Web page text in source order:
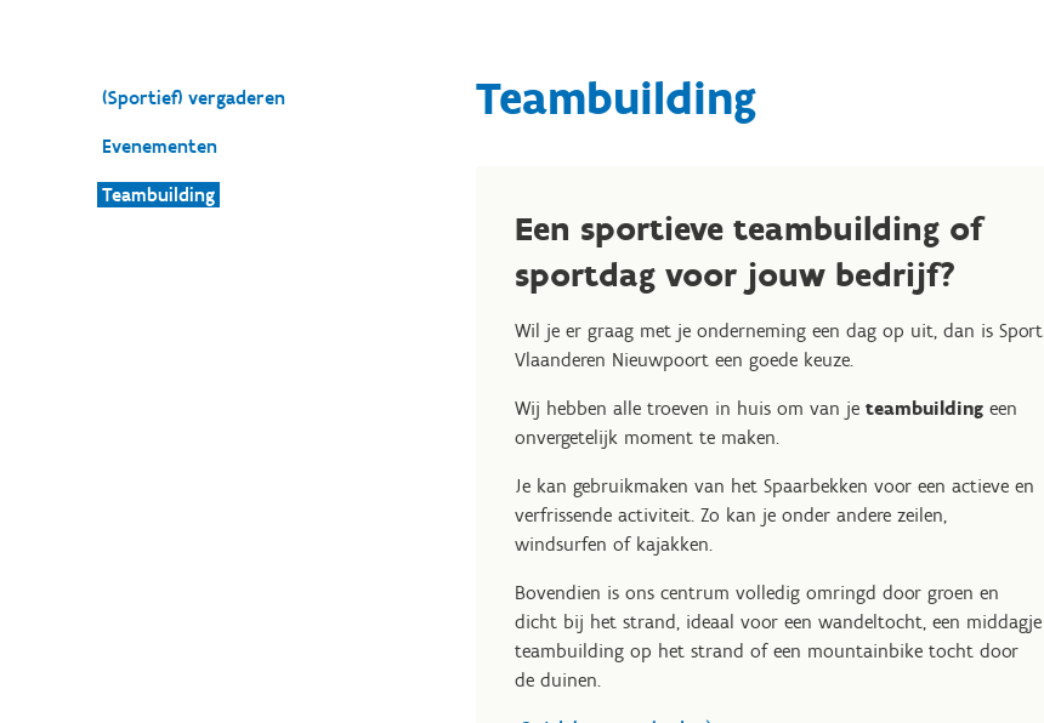
(Sportief) vergaderen
Evenementen
Teambuilding
Teambuilding
Een sportieve teambuilding of
sportdag voor jouw bedrijf?
Wil je er graag met je onderneming een dag op uit, dan is Sport
Vlaanderen Nieuwpoort een goede keuze.
Wij hebben alle troeven in huis om van je teambuilding een
onvergetelijk moment te maken.
Je kan gebruikmaken van het Spaarbekken voor een actieve en
verfrissende activiteit. Zo kan je onder andere zeilen,
windsurfen of kajakken.
Bovendien is ons centrum volledig omringd door groen en
dicht bij het strand, ideaal voor een wandeltocht, een middagje
teambuilding op het strand of een mountainbike tocht door
de duinen.